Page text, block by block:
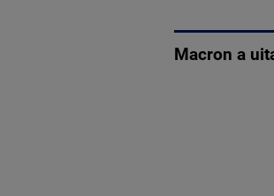
Macron a